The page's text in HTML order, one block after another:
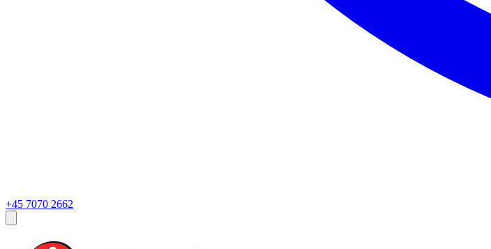
+45 7070 2662